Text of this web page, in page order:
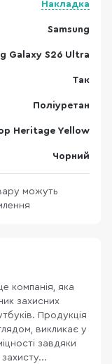
Накладка
Samsung
Galaxy S26 Ultra
Так
Поліуретан
Heritage Yellow
Чорний
можуть
компанія, яка
захисних
Продукція
викликає у
завдяки